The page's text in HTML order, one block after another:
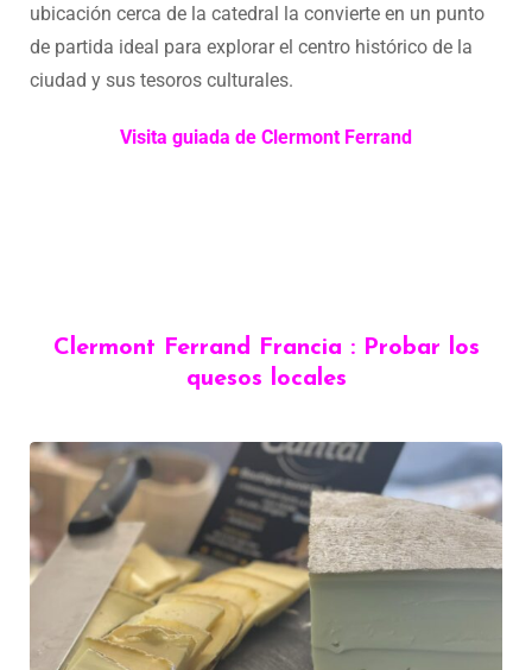
ubicación cerca de la catedral la convierte en un punto
de partida ideal para explorar el centro histórico de la
ciudad y sus tesoros culturales.
Visita guiada de Clermont Ferrand
Clermont Ferrand Francia : Probar los
quesos locales